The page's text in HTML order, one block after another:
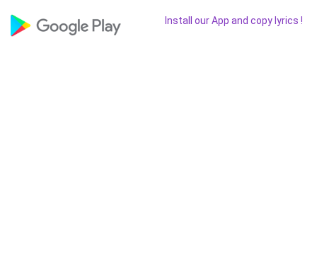
Install our App and copy lyrics !